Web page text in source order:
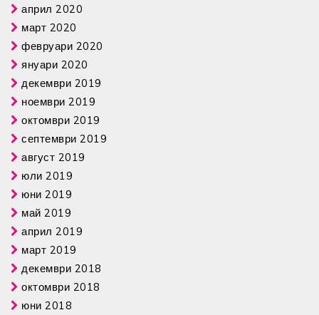
април 2020
март 2020
февруари 2020
януари 2020
декември 2019
ноември 2019
октомври 2019
септември 2019
август 2019
юли 2019
юни 2019
май 2019
април 2019
март 2019
декември 2018
октомври 2018
юни 2018